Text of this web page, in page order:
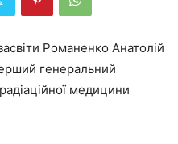
Романенко Анатолій
генеральний
медицини